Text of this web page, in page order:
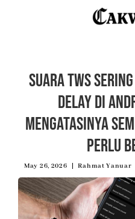
Suara TWS
Delay di
Mengatasinya
Perlu
May 26, 2026 Rahmat Yanuar